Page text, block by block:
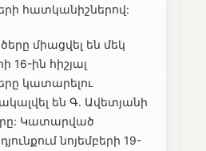
հատկանիշներով:
միացվել են մեկ
16-ին հիշյալ
կատարելու
են Գ. Ավետյանի
Կատարված
նոյեմբերի 19-